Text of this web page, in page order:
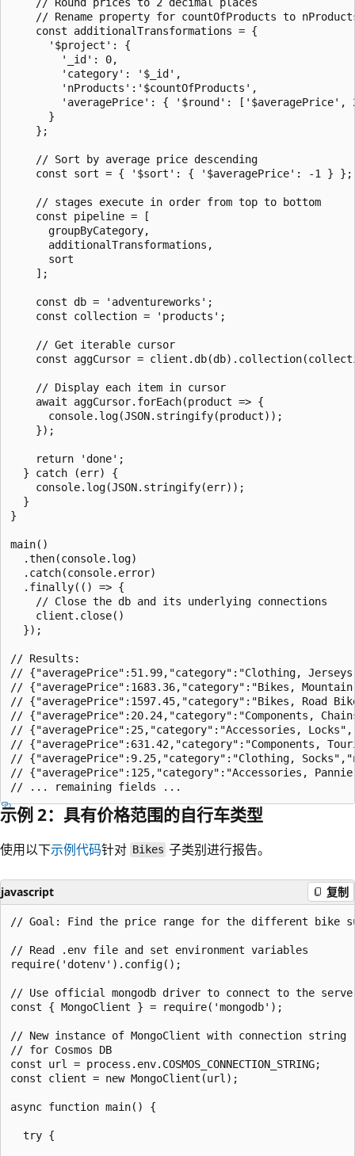
// Rename property for countOfProducts to
    const additionalTransformations = {
      '$project': {
        '_id': 0,
        'category': '$_id',
        'nProducts':'$countOfProducts',
'averagePrice': { '$round': ['$averagePrice',
      }
    };
    // Sort by average price descending
    const sort = { '$sort': { '$averagePrice': -1 } };
    // stages execute in order from top to bottom
    const pipeline = [
      groupByCategory,
      additionalTransformations,
      sort
    ];
    const db = 'adventureworks';
    const collection = 'products';
    // Get iterable cursor
const aggCursor =
    // Display each item in cursor
    await aggCursor.forEach(product => {
      console.log(JSON.stringify(product));
    });
    return 'done';
  } catch (err) {
    console.log(JSON.stringify(err));
  }
}
main()
  .then(console.log)
  .catch(console.error)
  .finally(() => {
    // Close the db and its underlying connections
    client.close()
  });
// Results:
// {"averagePrice":51.99,"category":"Clothing,
// {"averagePrice":1683.36,"category":"Bikes,
// {"averagePrice":1597.45,"category":"Bikes, Road
// {"averagePrice":20.24,"category":"Components,
// {"averagePrice":25,"category":"Accessories,
// {"averagePrice":631.42,"category":"Components,
// {"averagePrice":9.25,"category":"Clothing,
// {"averagePrice":125,"category":"Accessories,
示例 2：具有价格范围的自行车类型
使用以下示例代码针对 Bikes 子类别进行报告。
javascript 复制
// Goal: Find the price range for the different bike
// Read .env file and set environment variables
require('dotenv').config();
// Use official mongodb driver to connect to the
const { MongoClient } = require('mongodb');
// New instance of MongoClient with connection string
// for Cosmos DB
const url = process.env.COSMOS_CONNECTION_STRING;
const client = new MongoClient(url);
async function main() {
  try {